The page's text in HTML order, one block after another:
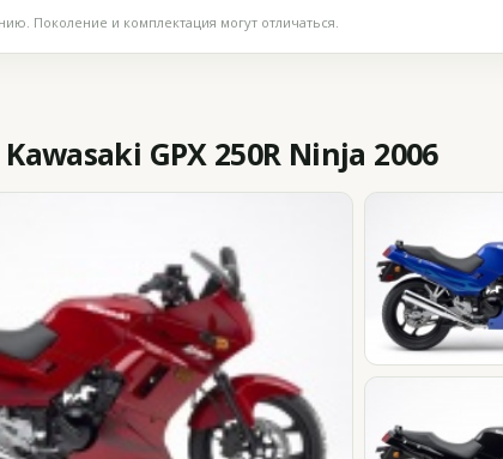
Поколение и комплектация могут отличаться.
GPX 250R Ninja 2006